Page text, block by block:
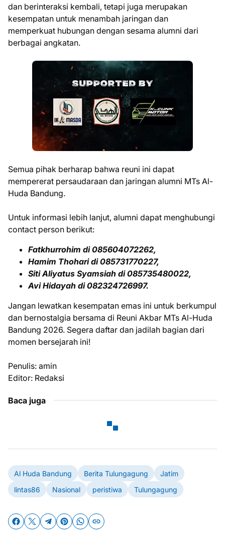
dan berinteraksi kembali, tetapi juga merupakan
kesempatan untuk menambah jaringan dan
memperkuat hubungan dengan sesama alumni dari
berbagai angkatan.
Semua pihak berharap bahwa reuni ini dapat
mempererat persaudaraan dan jaringan alumni MTs Al-
Huda Bandung.
Untuk informasi lebih lanjut, alumni dapat menghubungi
contact person berikut:
Fatkhurrohim di 085604072262,
Hamim Thohari di 085731770227,
Siti Aliyatus Syamsiah di 085735480022,
Avi Hidayah di 082324726997.
Jangan lewatkan kesempatan emas ini untuk berkumpul
dan bernostalgia bersama di Reuni Akbar MTs Al-Huda
Bandung 2026. Segera daftar dan jadilah bagian dari
momen bersejarah ini!
Penulis: amin
Editor: Redaksi
Baca juga
Al Huda Bandung Berita Tulungagung
Jatim
lintas86
Nasional peristiwa Tulungagung